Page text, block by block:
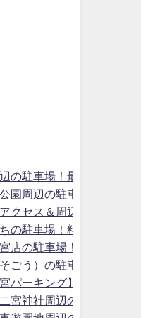
の駐車場！最大料金のあ
園周辺の駐車場5選！料
クセス＆周辺の駐車場！
の駐車場！料金はいくら
店の駐車場！料金や無料
ごう）の駐車場！料金や
宮パーキング】料金や神
二宮神社周辺の駐車場！料